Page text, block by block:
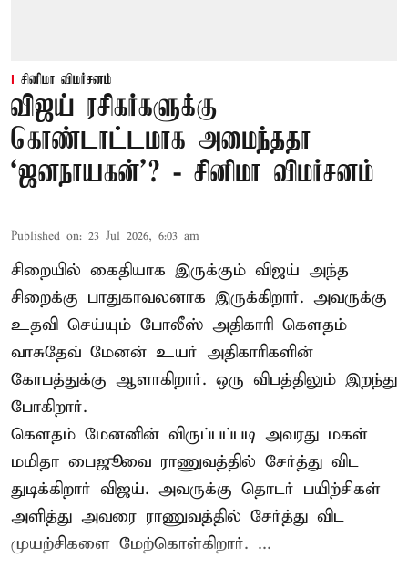
சினிமா விமர்சனம்
விஜய் ரசிகர்களுக்கு
கொண்டாட்டமாக அமைந்ததா
‘ஜனநாயகன்’? - சினிமா விமர்சனம்
Published on: 23 Jul 2026, 6:03 am
சிறையில் கைதியாக இருக்கும் விஜய் அந்த
சிறைக்கு பாதுகாவலனாக இருக்கிறார். அவருக்கு
உதவி செய்யும் போலீஸ் அதிகாரி கௌதம்
வாசுதேவ் மேனன் உயர் அதிகாரிகளின்
கோபத்துக்கு ஆளாகிறார். ஒரு விபத்திலும் இறந்து
போகிறார்.
கௌதம் மேனனின் விருப்பப்படி அவரது மகள்
மமிதா பைஜூவை ராணுவத்தில் சேர்த்து விட
துடிக்கிறார் விஜய். அவருக்கு தொடர் பயிற்சிகள்
அளித்து அவரை ராணுவத்தில் சேர்த்து விட
முயற்சிகளை மேற்கொள்கிறார். ...